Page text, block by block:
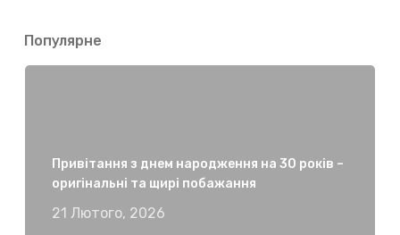
Популярне
Привітання з днем народження на 30 років –
оригінальні та щирі побажання
21 Лютого, 2026